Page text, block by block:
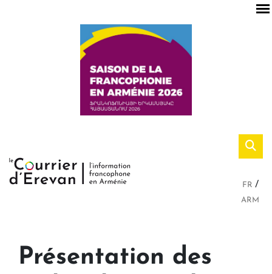
FR
ARM
Présentation des